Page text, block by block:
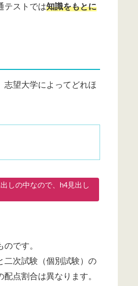
テストでは知識をもとに
志望大学によってどれほ
しの中なので、h4見出し
です。
二次試験（個別試験）の
点割合は異なります。